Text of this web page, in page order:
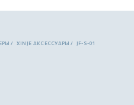
XINJE АКСЕССУАРЫ JF-S-01